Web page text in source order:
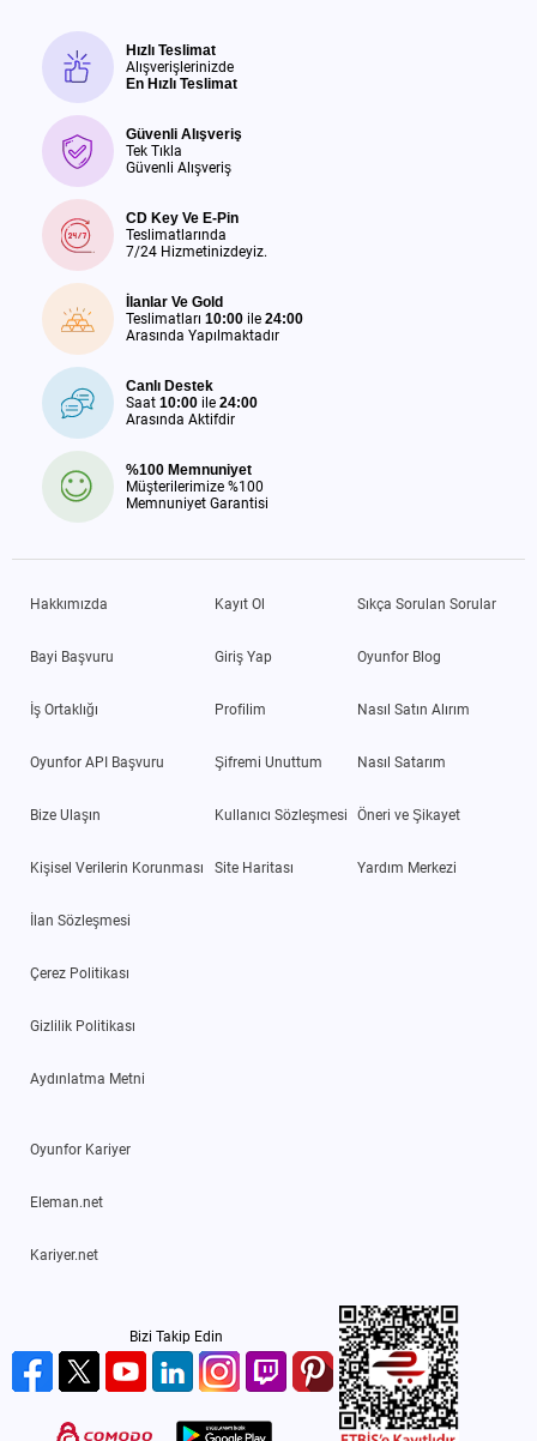
Hızlı Teslimat
Alışverişlerinizde
En Hızlı Teslimat
Güvenli Alışveriş
Tek Tıkla
Güvenli Alışveriş
CD Key Ve E-Pin
Teslimatlarında
7/24 Hizmetinizdeyiz.
İlanlar Ve Gold
Teslimatları 10:00 ile 24:00
Arasında Yapılmaktadır
Canlı Destek
Saat 10:00 ile 24:00
Arasında Aktifdir
%100 Memnuniyet
Müşterilerimize %100
Memnuniyet Garantisi
Hakkımızda
Bayi Başvuru
İş Ortaklığı
Oyunfor API Başvuru
Bize Ulaşın
Kişisel Verilerin Korunması
İlan Sözleşmesi
Çerez Politikası
Gizlilik Politikası
Aydınlatma Metni
Kayıt Ol
Giriş Yap
Profilim
Şifremi Unuttum
Kullanıcı Sözleşmesi
Site Haritası
Sıkça Sorulan Sorular
Oyunfor Blog
Nasıl Satın Alırım
Nasıl Satarım
Öneri ve Şikayet
Yardım Merkezi
Oyunfor Kariyer
Eleman.net
Kariyer.net
Bizi Takip Edin